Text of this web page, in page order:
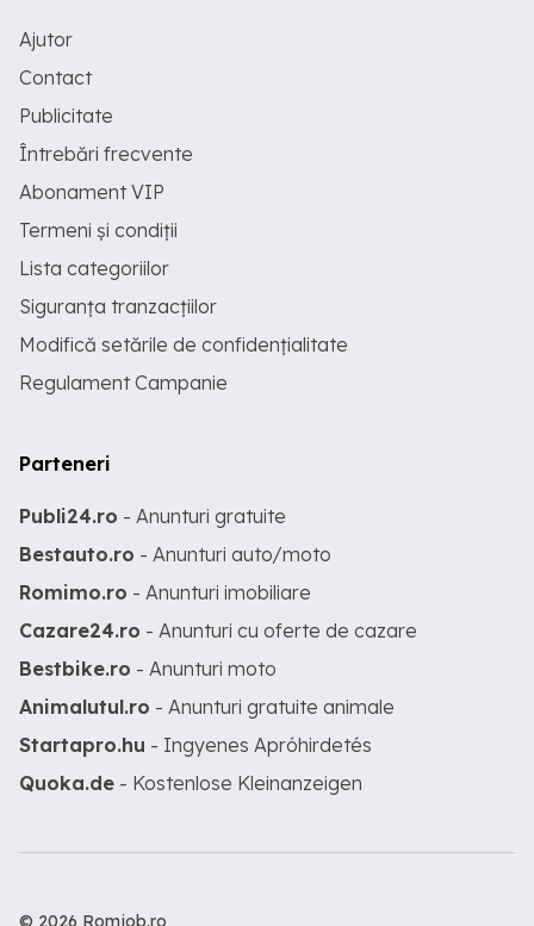
Ajutor
Contact
Publicitate
Întrebări frecvente
Abonament VIP
Termeni și condiții
Lista categoriilor
Siguranța tranzacțiilor
Modifică setările de confidențialitate
Regulament Campanie
Parteneri
Publi24.ro - Anunturi gratuite
Bestauto.ro - Anunturi auto/moto
Romimo.ro - Anunturi imobiliare
Cazare24.ro - Anunturi cu oferte de cazare
Bestbike.ro - Anunturi moto
Animalutul.ro - Anunturi gratuite animale
Startapro.hu - Ingyenes Apróhirdetés
Quoka.de - Kostenlose Kleinanzeigen
© 2026 Romjob.ro